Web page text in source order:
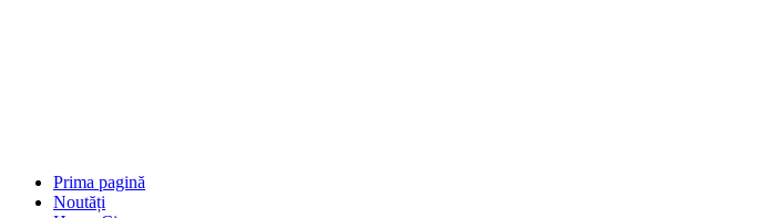
Prima pagină
Noutăți